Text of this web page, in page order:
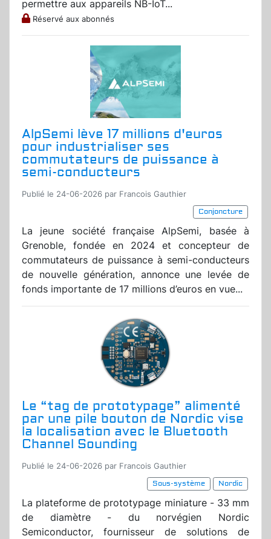
permettre aux appareils NB-IoT...
Réservé aux abonnés
AlpSemi lève 17 millions d'euros
pour industrialiser ses
commutateurs de puissance à
semi-conducteurs
Publié le 24-06-2026 par Francois Gauthier
Conjoncture
La jeune société française AlpSemi, basée à
Grenoble, fondée en 2024 et concepteur de
commutateurs de puissance à semi-conducteurs
de nouvelle génération, annonce une levée de
fonds importante de 17 millions d’euros en vue...
Le “tag de prototypage” alimenté
par une pile bouton de Nordic vise
la localisation avec le Bluetooth
Channel Sounding
Publié le 24-06-2026 par Francois Gauthier
Sous-système
Nordic
La plateforme de prototypage miniature - 33 mm
de diamètre - du norvégien Nordic
Semiconductor, fournisseur de solutions de